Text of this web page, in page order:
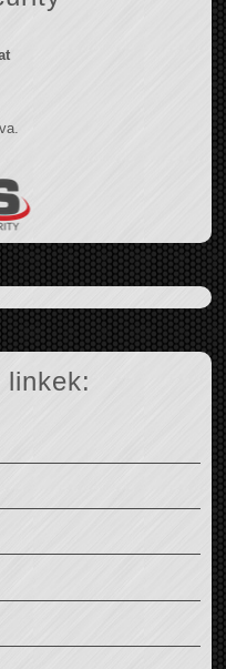
linkek: